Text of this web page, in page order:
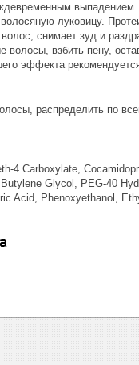
волосяную луковицу.
снимает зуд и
волосы, взбить пену,
эффекта
распределить по
4 Carboxylate,
Glycol, PEG-40
Acid, Phenoxyethanol,